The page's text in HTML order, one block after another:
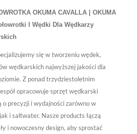
OKUMA CAVALLA | OKUMA
I Wędki Dla Wędkarzy
się w tworzeniu wędek,
wędkarskich najwyższej jakości dla
Z ponad trzydziestoletnim
opracowuje sprzęt wędkarski
precyzji i wydajności zarówno w
i saltwater. Nasze products łączą
i nowoczesny design, aby sprostać